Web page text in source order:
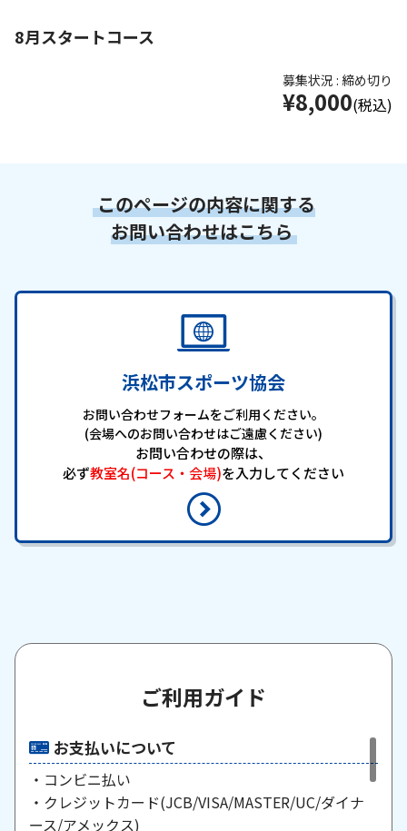
8月スタートコース
募集状況 : 締め切り
¥8,000(税込)
このページの内容に関する
お問い合わせはこちら
浜松市スポーツ協会
お問い合わせフォームをご利用ください。
(会場へのお問い合わせはご遠慮ください)
お問い合わせの際は、
必ず教室名(コース・会場)を入力してください
ご利用ガイド
お支払いについて
・コンビニ払い
・クレジットカード(JCB/VISA/MASTER/UC/ダイナ
ース/アメックス)